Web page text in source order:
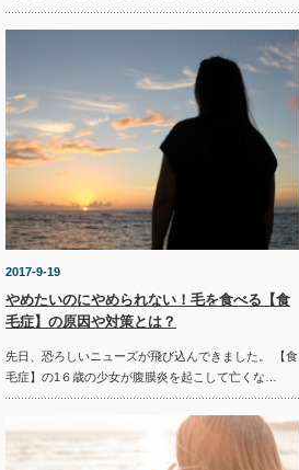
2017-9-19
やめたいのにやめられない！毛を食べる【食
毛症】の原因や対策とは？
先日、恐ろしいニューズが飛び込んできました。 【食
毛症】の1６歳の少女が腹膜炎を起こして亡くな…